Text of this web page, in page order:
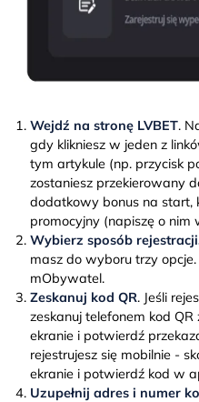
Wejdź na stronę LVBET.
gdy klikniesz w jeden z
tym artykule (np. przycisk
zostaniesz przekierowany
dodatkowy bonus na start,
promocyjny (napiszę o nim
Wybierz sposób
masz do wyboru trzy
mObywatel.
Zeskanuj kod QR. Jeśli
zeskanuj telefonem kod
ekranie i potwierdź
rejestrujesz się mobilnie -
ekranie i potwierdź kod w
Uzupełnij adres i numer